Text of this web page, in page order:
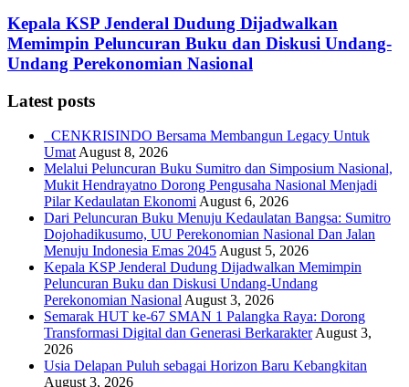
Kepala KSP Jenderal Dudung Dijadwalkan
Memimpin Peluncuran Buku dan Diskusi Undang-
Undang Perekonomian Nasional
Latest posts
CENKRISINDO Bersama Membangun Legacy Untuk
UmatAugust 8, 2026
Melalui Peluncuran Buku Sumitro dan Simposium Nasional,
Mukit Hendrayatno Dorong Pengusaha Nasional Menjadi
Pilar Kedaulatan EkonomiAugust 6, 2026
Dari Peluncuran Buku Menuju Kedaulatan Bangsa: Sumitro
Dojohadikusumo, UU Perekonomian Nasional Dan Jalan
Menuju Indonesia Emas 2045August 5, 2026
Kepala KSP Jenderal Dudung Dijadwalkan Memimpin
Peluncuran Buku dan Diskusi Undang-Undang
Perekonomian NasionalAugust 3, 2026
Semarak HUT ke-67 SMAN 1 Palangka Raya: Dorong
Transformasi Digital dan Generasi BerkarakterAugust 3,
2026
Usia Delapan Puluh sebagai Horizon Baru Kebangkitan
August 3, 2026